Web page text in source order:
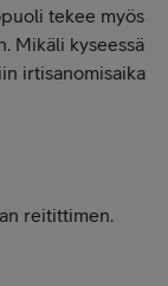
tekee myös
Mikäli kyseessä
irtisanomisaika
reitittimen.